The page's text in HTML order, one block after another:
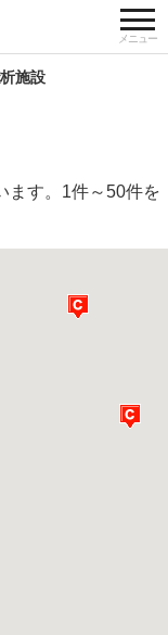
メニュー
る
施設
ます。1件～50件を